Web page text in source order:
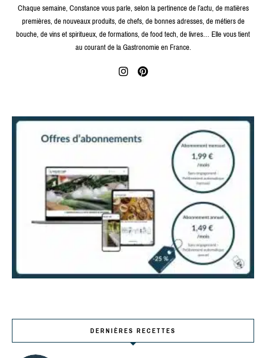
Chaque semaine, Constance vous parle, selon la pertinence de l’actu, de matières
premières, de nouveaux produits, de chefs, de bonnes adresses, de métiers de
bouche, de vins et spiritueux, de formations, de food tech, de livres… Elle vous tient
au courant de la Gastronomie en France.
DERNIÈRES RECETTES